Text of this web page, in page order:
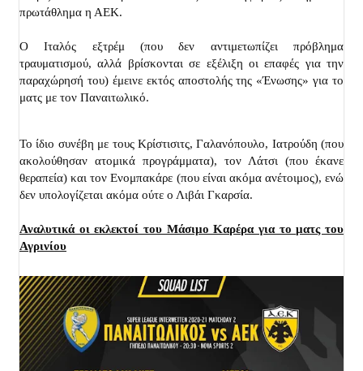
πρωτάθλημα η ΑΕΚ.
Ο Ιταλός εξτρέμ (που δεν αντιμετωπίζει πρόβλημα
τραυματισμού, αλλά βρίσκονται σε εξέλιξη οι επαφές για την
παραχώρησή του) έμεινε εκτός αποστολής της «Ένωσης» για το
ματς με τον Παναιτωλικό.
Το ίδιο συνέβη με τους Κρίστισιτς, Γαλανόπουλο, Ιατρούδη (που
ακολούθησαν ατομικά προγράμματα), τον Λάτσι (που έκανε
θεραπεία) και τον Ενομπακάρε (που είναι ακόμα ανέτοιμος), ενώ
δεν υπολογίζεται ακόμα ούτε ο Λιβάι Γκαρσία.
Αναλυτικά οι εκλεκτοί του Μάσιμο Καρέρα για το ματς του
Αγρινίου